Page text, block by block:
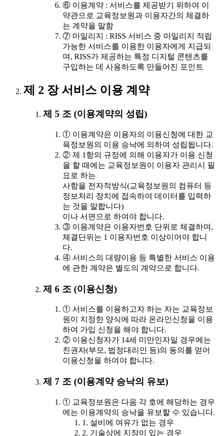
⑥ 이용계약 : 서비스를 제공받기 위하여 이
약관으로 교육정보원과 이용자간의 체결하
는 계약을 말함
⑦ 마일리지 : RISS 서비스 중 마일리지 적립
가능한 서비스를 이용한 이용자에게 지급되
며, RISS가 제공하는 특정 디지털 콘텐츠를
구입하는 데 사용하도록 만들어진 포인트
제 2 장 서비스 이용 계약
제 5 조 (이용계약의 성립)
① 이용계약은 이용자의 이용신청에 대한 교
육정보원의 이용 승낙에 의하여 성립됩니다.
② 제 1항의 규정에 의해 이용자가 이용 신청
을 할 때에는 교육정보원이 이용자 관리시 필
요로 하는
사항을 전자적방식(교육정보원의 컴퓨터 등
정보처리 장치에 접속하여 데이터를 입력하
는 것을 말합니다)
이나 서면으로 하여야 합니다.
③ 이용계약은 이용자번호 단위로 체결하며,
체결단위는 1 이용자번호 이상이어야 합니
다.
④ 서비스의 대량이용 등 특별한 서비스 이용
에 관한 계약은 별도의 계약으로 합니다.
제 6 조 (이용신청)
① 서비스를 이용하고자 하는 자는 교육정보
원이 지정한 양식에 따라 온라인신청을 이용
하여 가입 신청을 해야 합니다.
② 이용신청자가 14세 미만인자일 경우에는
친권자(부모, 법정대리인 등)의 동의를 얻어
이용신청을 하여야 합니다.
제 7 조 (이용계약 승낙의 유보)
① 교육정보원은 다음 각 호에 해당하는 경우
에는 이용계약의 승낙을 유보할 수 있습니다.
1. 설비에 여유가 없는 경우
2. 기술상에 지장이 있는 경우